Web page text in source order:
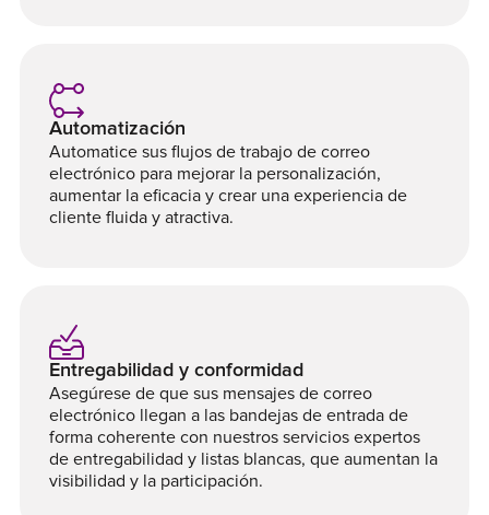
Automatización
Automatice sus flujos de trabajo de correo
electrónico para mejorar la personalización,
aumentar la eficacia y crear una experiencia de
cliente fluida y atractiva.
Entregabilidad y conformidad
Asegúrese de que sus mensajes de correo
electrónico llegan a las bandejas de entrada de
forma coherente con nuestros servicios expertos
de entregabilidad y listas blancas, que aumentan la
visibilidad y la participación.